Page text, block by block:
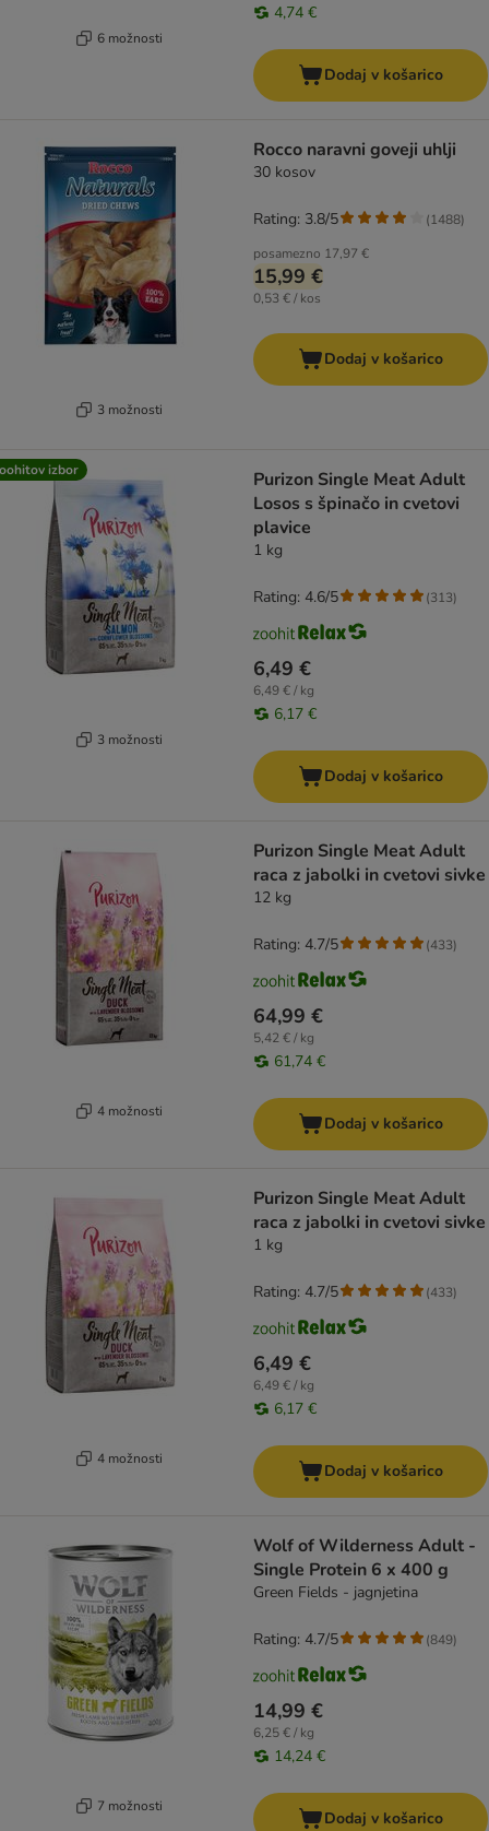
6 možnosti
4,74 €
Dodaj v košarico
3 možnosti
Rocco naravni goveji uhlji
30 kosov
posamezno 17,97 €
15,99 €
0,53 € / kos
Rating: 3.8/5 (1488)
Dodaj v košarico
izbor
3 možnosti
Purizon Single Meat Adult
Losos s špinačo in cvetovi
plavice
1 kg
6,49 €
6,49 € / kg
6,17 €
Rating: 4.6/5 (313)
Dodaj v košarico
4 možnosti
Purizon Single Meat Adult
raca z jabolki in cvetovi sivke
12 kg
64,99 €
5,42 € / kg
61,74 €
Rating: 4.7/5 (433)
Dodaj v košarico
4 možnosti
Purizon Single Meat Adult
raca z jabolki in cvetovi sivke
1 kg
6,49 €
6,49 € / kg
6,17 €
Rating: 4.7/5 (433)
Dodaj v košarico
7 možnosti
Wolf of Wilderness Adult -
Single Protein 6 x 400 g
Green Fields - jagnjetina
14,99 €
6,25 € / kg
14,24 €
Rating: 4.7/5 (849)
Dodaj v košarico